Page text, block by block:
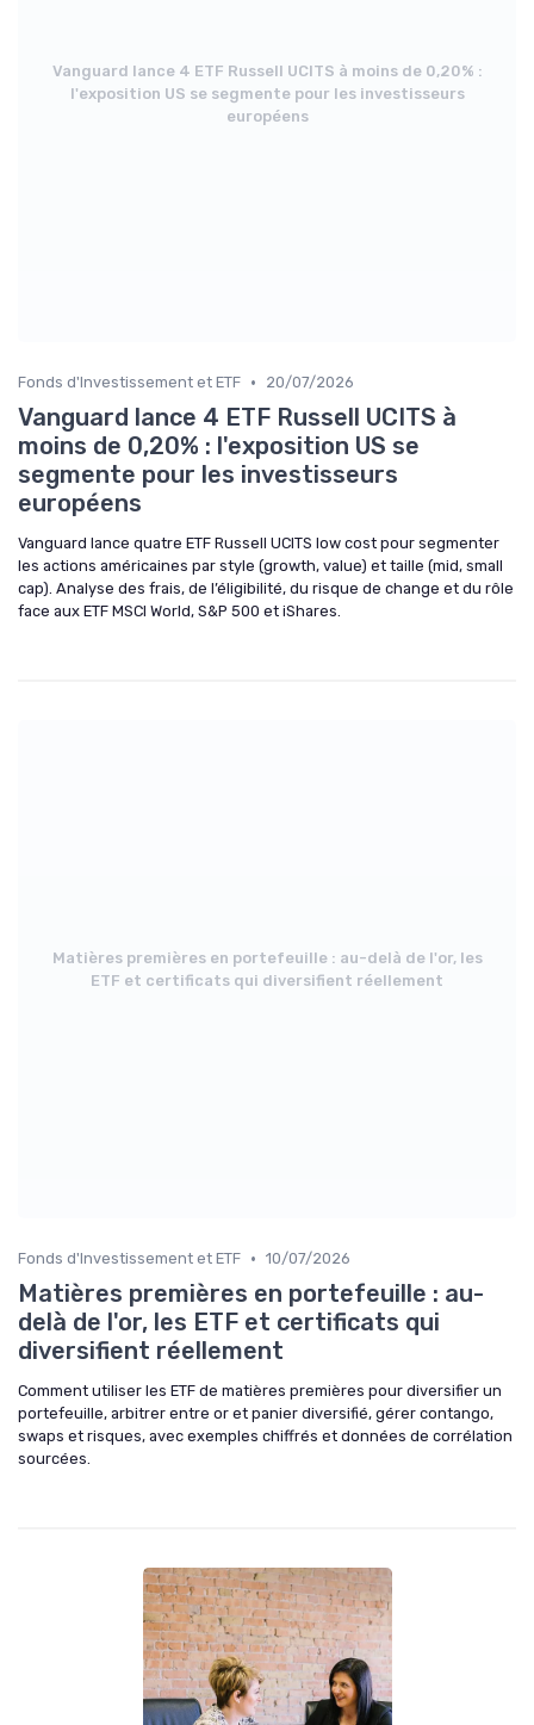
Vanguard lance 4 ETF Russell UCITS à moins de 0,20% :
l'exposition US se segmente pour les investisseurs
européens
Fonds d'Investissement et ETF • 20/07/2026
Vanguard lance 4 ETF Russell UCITS à
moins de 0,20% : l'exposition US se
segmente pour les investisseurs
européens
Vanguard lance quatre ETF Russell UCITS low cost pour segmenter
les actions américaines par style (growth, value) et taille (mid, small
cap). Analyse des frais, de l’éligibilité, du risque de change et du rôle
face aux ETF MSCI World, S&P 500 et iShares.
Matières premières en portefeuille : au-delà de l'or, les
ETF et certificats qui diversifient réellement
Fonds d'Investissement et ETF • 10/07/2026
Matières premières en portefeuille : au-
delà de l'or, les ETF et certificats qui
diversifient réellement
Comment utiliser les ETF de matières premières pour diversifier un
portefeuille, arbitrer entre or et panier diversifié, gérer contango,
swaps et risques, avec exemples chiffrés et données de corrélation
sourcées.